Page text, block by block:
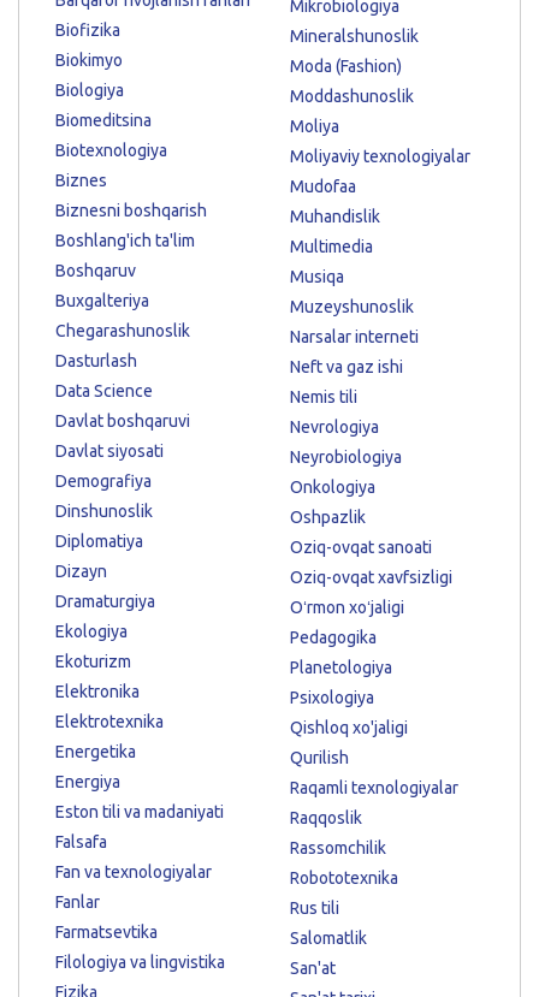
Biofizika
Biokimyo
Biologiya
Biomeditsina
Biotexnologiya
Biznes
Biznesni boshqarish
Boshlang'ich ta'lim
Boshqaruv
Buxgalteriya
Chegarashunoslik
Dasturlash
Data Science
Davlat boshqaruvi
Davlat siyosati
Demografiya
Dinshunoslik
Diplomatiya
Dizayn
Dramaturgiya
Ekologiya
Ekoturizm
Elektronika
Elektrotexnika
Energetika
Energiya
Eston tili va madaniyati
Falsafa
Fan va texnologiyalar
Fanlar
Farmatsevtika
Filologiya va lingvistika
Fizika
Mikrobiologiya
Mineralshunoslik
Moda (Fashion)
Moddashunoslik
Moliya
Moliyaviy texnologiyalar
Mudofaa
Muhandislik
Multimedia
Musiqa
Muzeyshunoslik
Narsalar interneti
Neft va gaz ishi
Nemis tili
Nevrologiya
Neyrobiologiya
Onkologiya
Oshpazlik
Oziq-ovqat sanoati
Oziq-ovqat xavfsizligi
Oʻrmon xoʻjaligi
Pedagogika
Planetologiya
Psixologiya
Qishloq xo'jaligi
Qurilish
Raqamli texnologiyalar
Raqqoslik
Rassomchilik
Robototexnika
Rus tili
Salomatlik
San'at